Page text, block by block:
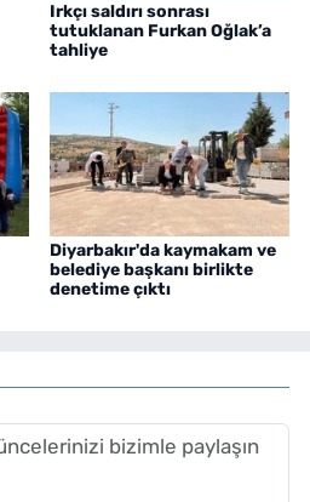
Irkçı saldırı sonrası
tutuklanan Furkan Oğlak’a
tahliye
Diyarbakır'da kaymakam ve
belediye başkanı birlikte
denetime çıktı